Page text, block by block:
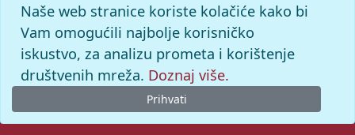
Naše web stranice koriste kolačiće kako bi
Vam omogućili najbolje korisničko
iskustvo, za analizu prometa i korištenje
društvenih mreža. Doznaj više.
Prihvati
© 2026. -Leksikografski zavodMiroslav Krleža